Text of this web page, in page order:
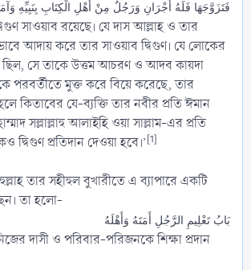
فَتَزَوَّجَهَا فَلَهُ أَجْرَانِ وَرَجُلٌ مِنْ أَهْلِ الْكِتَابِ بِنَبِيِّهِ
সাওয়াব রয়েছে। যে দাস আল্লাহ ও তার
আদায় করে তার সাওয়াব দ্বিগুণ। যে লোকের
ছিল, সে তাকে উত্তম আচরণ ও আদব কায়দা
পরবর্তীতে মুক্ত করে বিয়ে করেছে, তার
কিতাবের যে-ব্যক্তি তার নবীর প্রতি ঈমান
সল্লাল্লাহু আলাইহি ওয়া সাল্লাম-এর প্রতি
দ্বিগুণ প্রতিদান দেওয়া হবে।’[1]
তার সহীহুল বুখারীতে এ ব্যাপারে একটি
তা হলো-
بَابُ تَعْلِيمِ الرَّجُلِ أَمَتَهُ وَأَهْلَهُ
দাসী ও পরিবার-পরিজনকে শিক্ষা প্রদান